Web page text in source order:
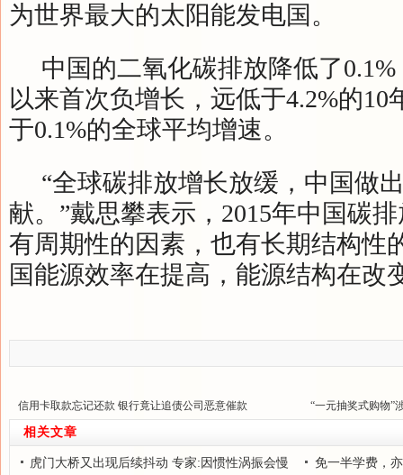
为世界最大的太阳能发电国。
中国的二氧化碳排放降低了
以来首次负增长，远低于4.2%的10
于0.1%的全球平均增速。
“全球碳排放增长放缓，中国做
献。”戴思攀表示，2015年中国碳
有周期性的因素，也有长期结构性
国能源效率在提高，能源结构在改
信用卡取款忘记还款 银行竟让追债公司恶意催款 “一元抽奖式购物”
相关文章
虎门大桥又出现后续抖动 专家:因惯性涡振会慢
免一半学费，